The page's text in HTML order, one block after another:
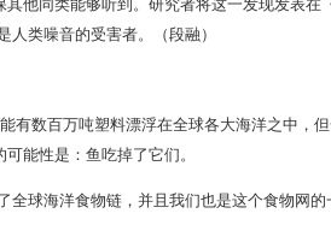
他同类能够听到。研究者将这一发现发表
人类噪音的受害者。（段融）
数百万吨塑料漂浮在全球各大海洋之中，
能性是：鱼吃掉了它们。
球海洋食物链，并且我们也是这个食物网的